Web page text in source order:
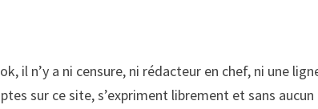
il n’y a ni censure, ni rédacteur en chef, ni une
sur ce site, s’expriment librement et sans